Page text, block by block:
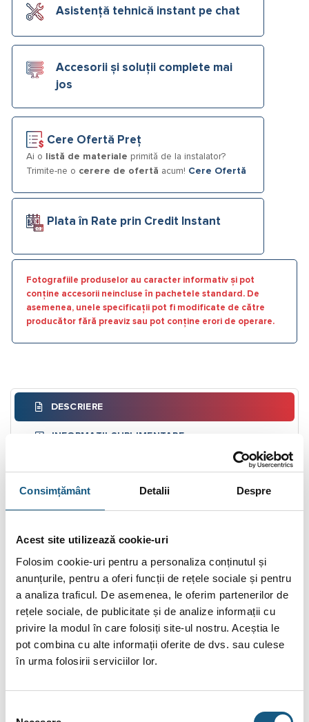
Consimțământ Detalii Despre
Acest site utilizează cookie-uri
Folosim cookie-uri pentru a personaliza conținutul și
anunțurile, pentru a oferi funcții de rețele sociale și pentru
a analiza traficul. De asemenea, le oferim partenerilor de
rețele sociale, de publicitate și de analize informații cu
privire la modul în care folosiți site-ul nostru. Aceștia le
pot combina cu alte informații oferite de dvs. sau culese
în urma folosirii serviciilor lor.
Asistență tehnică instant pe chat
Accesorii și soluții complete mai
jos
Cere Ofertă Preț
Ai o listă de materiale primită de la instalator?
Trimite-ne o cerere de ofertă acum! Cere Ofertă
Plata în Rate prin Credit Instant
Fotografiile produselor au caracter informativ și pot
conține accesorii neincluse în pachetele standard. De
asemenea, unele specificații pot fi modificate de către
producător fără preaviz sau pot conține erori de operare.
DESCRIERE
INFORMAȚII SUPLIMENTARE
RECENZII (0)
Actuatorul termoelectric STT-230/2 este destinat pentru
închiderea şi deschiderea automată vanelor montate pe
distribuitorii de încălzire sau de deschidere şi închidere a
vanelor de încălzire. Ele pot fi controlate prin reglete sau
termostate de cameră.
de poziție a tijei supapei.